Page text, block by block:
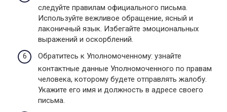
следуйте правилам официального письма.
Используйте вежливое обращение, ясный и
лаконичный язык. Избегайте эмоциональных
выражений и оскорблений.
Обратитесь к Уполномоченному: узнайте
контактные данные Уполномоченного по правам
человека, которому будете отправлять жалобу.
Укажите его имя и должность в адресе своего
письма.